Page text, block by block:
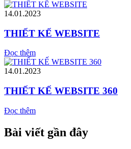
14.01.2023
THIẾT KẾ WEBSITE
Đọc thêm
14.01.2023
THIẾT KẾ WEBSITE 360
Đọc thêm
Bài viết gần đây